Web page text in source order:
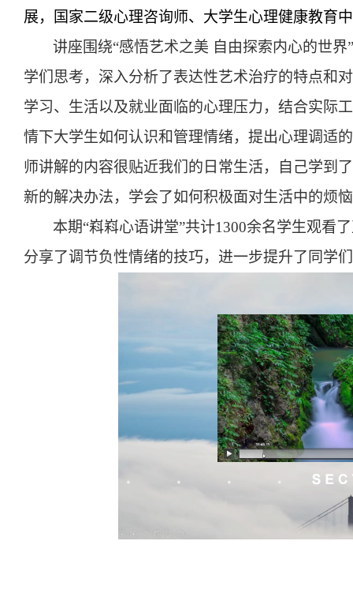
展，国家二级心理咨询师、大学生心理健康教育
讲座围绕“感悟艺术之美 自由探索内心的世
学们思考，深入分析了表达性艺术治疗的特点和
学习、生活以及就业面临的心理压力，结合实际
情下大学生如何认识和管理情绪，提出心理调适
师讲解的内容很贴近我们的日常生活，自己学到
新的解决办法，学会了如何积极面对生活中的烦
本期“嵙嵙心语讲堂”共计1300余名学生观看
分享了调节负性情绪的技巧，进一步提升了同学